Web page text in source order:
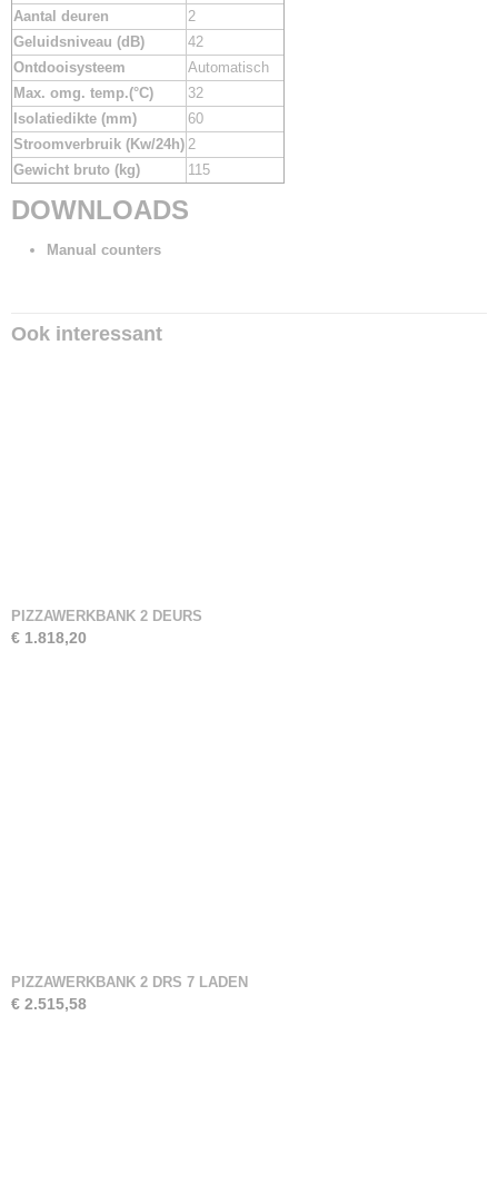
Aantal deuren
2
Geluidsniveau (dB)
42
Ontdooisysteem
Automatisch
Max. omg. temp.(°C)
32
Isolatiedikte (mm)
60
Stroomverbruik (Kw/24h) 2
Gewicht bruto (kg)
115
DOWNLOADS
Manual counters
Ook interessant
PIZZAWERKBANK 2 DEURS
€ 1.818,20
PIZZAWERKBANK 2 DRS 7 LADEN
€ 2.515,58